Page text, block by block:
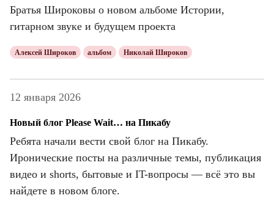
Братья Широковы о новом альбоме Истории,
гитарном звуке и будущем проекта
Алексей Широков альбом Николай Широков
12 января 2026
Новый блог Please Wait… на Пикабу
Ребята начали вести свой блог на Пикабу.
Иронические посты на различные темы, публикация
видео и shorts, бытовые и IT-вопросы — всё это вы
найдете в новом блоге.